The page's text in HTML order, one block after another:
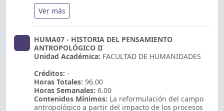
Ver más
HUMA07 - HISTORIA DEL PENSAMIENTO
ANTROPOLÓGICO II
Unidad Académica: FACULTAD DE HUMANIDADES
Créditos: -
Horas Totales: 96.00
Horas Semanales: 6.00
Contenidos Mínimos: La reformulación del campo
antropológico a partir del impacto de los procesos